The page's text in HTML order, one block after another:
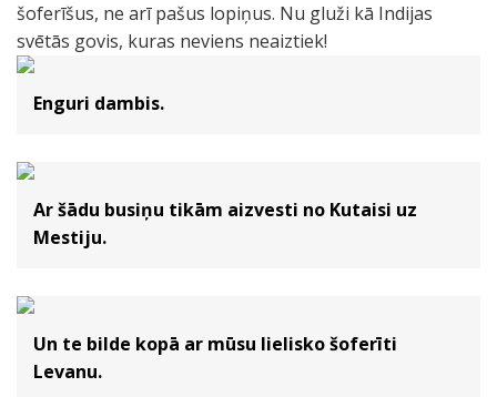
šoferīšus, ne arī pašus lopiņus. Nu gluži kā Indijas
svētās govis, kuras neviens neaiztiek!
Enguri dambis.
Ar šādu busiņu tikām aizvesti no Kutaisi uz
Mestiju.
Un te bilde kopā ar mūsu lielisko šoferīti
Levanu.